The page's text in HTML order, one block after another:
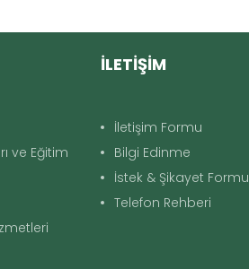
ve Eğitim
İLETİŞİM
İletişim Formu
Bilgi Edinme
İstek & Şikayet Formu
Telefon Rehberi